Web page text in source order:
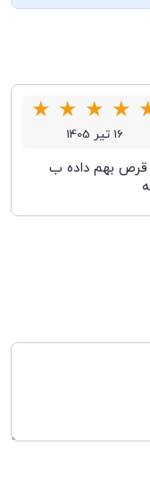
★
★
★
★
16 تیر 1405
داشتم ۱۰۰ عددد قرص بهم داده ب